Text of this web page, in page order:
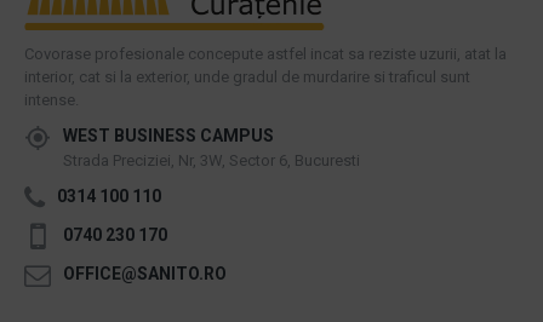
Covorase profesionale concepute astfel incat sa reziste uzurii, atat la
interior, cat si la exterior, unde gradul de murdarire si traficul sunt
intense.
WEST BUSINESS CAMPUS
Strada Preciziei, Nr, 3W, Sector 6, Bucuresti
0314 100 110
0740 230 170
OFFICE@SANITO.RO